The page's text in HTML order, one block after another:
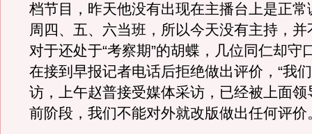
档节目，昨天他没有出现在主播台上是正常
周四、五、六当班，所以今天没有主持，并
对于还处于“考察期”的胡蝶，几位同仁却守
在接到早报记者电话后拒绝做出评价，“我
访，上午赵普接受媒体采访，已经被上面领
前阶段，我们不能对外就改版做出任何评价